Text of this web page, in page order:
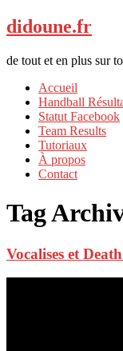
didoune.fr
de tout et en plus sur
Accueil
Handball
Statut Facebook
Team Results
Tutoriaux
À propos
Contact
Tag
Vocalises et